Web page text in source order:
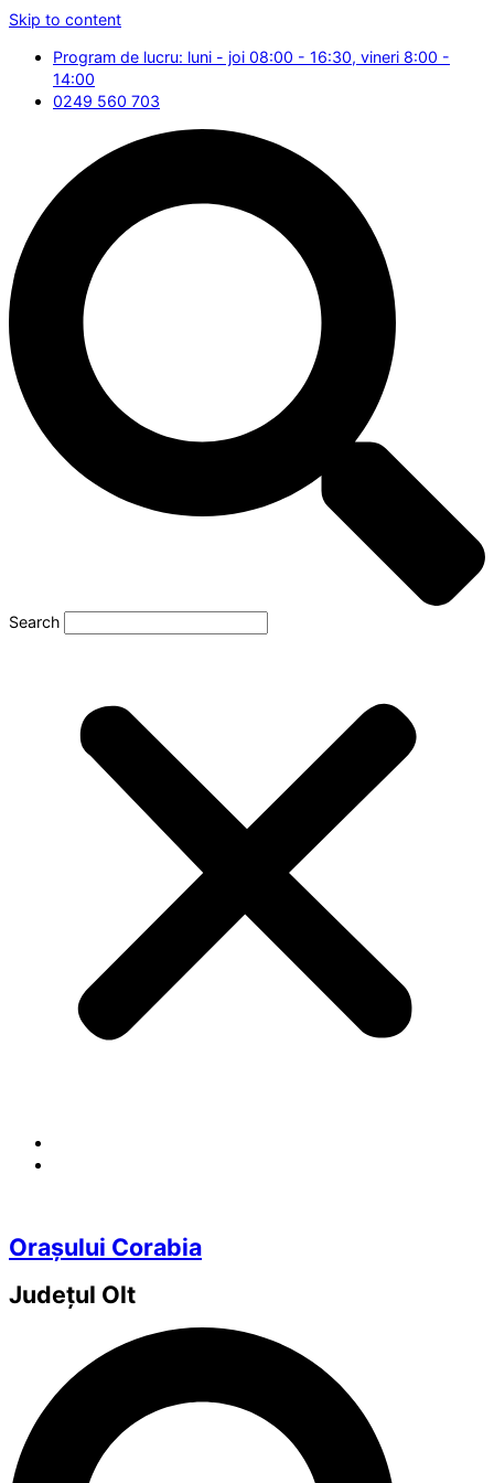
Skip to content
Program de lucru: luni - joi 08:00 - 16:30, vineri 8:00 -
14:00
0249 560 703
Search
Orașului Corabia
Județul Olt